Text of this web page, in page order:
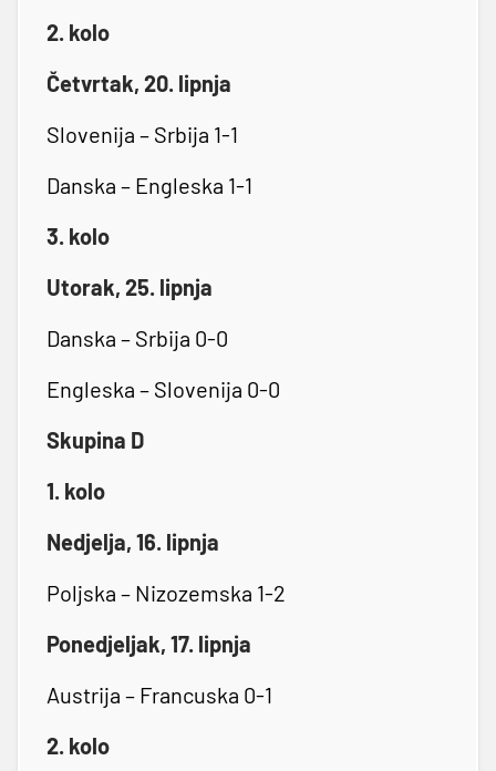
2. kolo
Četvrtak, 20. lipnja
Slovenija – Srbija 1-1
Danska – Engleska 1-1
3. kolo
Utorak, 25. lipnja
Danska – Srbija 0-0
Engleska – Slovenija 0-0
Skupina D
1. kolo
Nedjelja, 16. lipnja
Poljska – Nizozemska 1-2
Ponedjeljak, 17. lipnja
Austrija – Francuska 0-1
2. kolo